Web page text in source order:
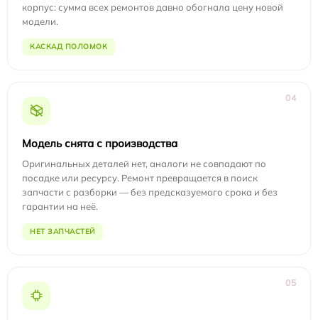
корпус: сумма всех ремонтов давно обогнала цену новой
модели.
КАСКАД ПОЛОМОК
04
Модель снята с производства
Оригинальных деталей нет, аналоги не совпадают по
посадке или ресурсу. Ремонт превращается в поиск
запчасти с разборки — без предсказуемого срока и без
гарантии на неё.
НЕТ ЗАПЧАСТЕЙ
05